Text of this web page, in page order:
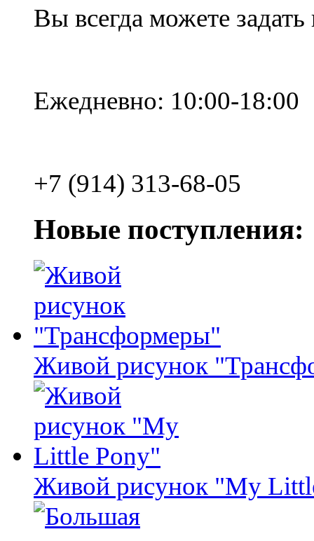
Вы всегда можете
Ежедневно: 10:00-18:00
+7 (914) 313-68-05
Новые поступления:
Живой рисунок
Живой рисунок "My